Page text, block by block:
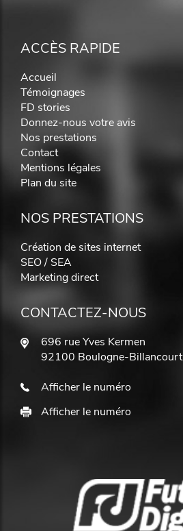
ACCÈS RAPIDE
Accueil
Témoignages
FD stories
Donnez-nous votre avis
Nos prestations
Contact
Mentions légales
Plan du site
NOS PRESTATIONS
Création de sites internet
SEO / SEA
Marketing direct
CONTACTEZ-NOUS
696 rue Yves Kermen
92100 Boulogne-Billancourt
Afficher le numéro
Afficher le numéro